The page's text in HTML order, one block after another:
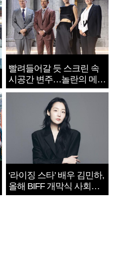
빨려들어갈 듯 스크린 속
시공간 변주…놀란의 메시
지는 ‘전쟁 속죄’
‘라이징 스타’ 배우 김민하,
올해 BIFF 개막식 사회자
확정